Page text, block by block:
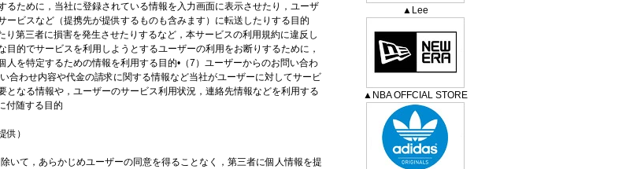
るために，当社に登録されている情報を入力画面に表示させたり，ユーザ
ービスなど（提携先が提供するものも含みます）に転送したりする目的
り第三者に損害を発生させたりするなど，本サービスの利用規約に違反し
目的でサービスを利用しようとするユーザーの利用をお断りするために，
人を特定するための情報を利用する目的•（7）ユーザーからのお問い合わ
合わせ内容や代金の請求に関する情報など当社がユーザーに対してサービ
となる情報や，ユーザーのサービス利用状況，連絡先情報などを利用する
付随する目的
供）
いて，あらかじめユーザーの同意を得ることなく，第三者に個人情報を提
▲Lee
▲NBA OFFCIAL STORE